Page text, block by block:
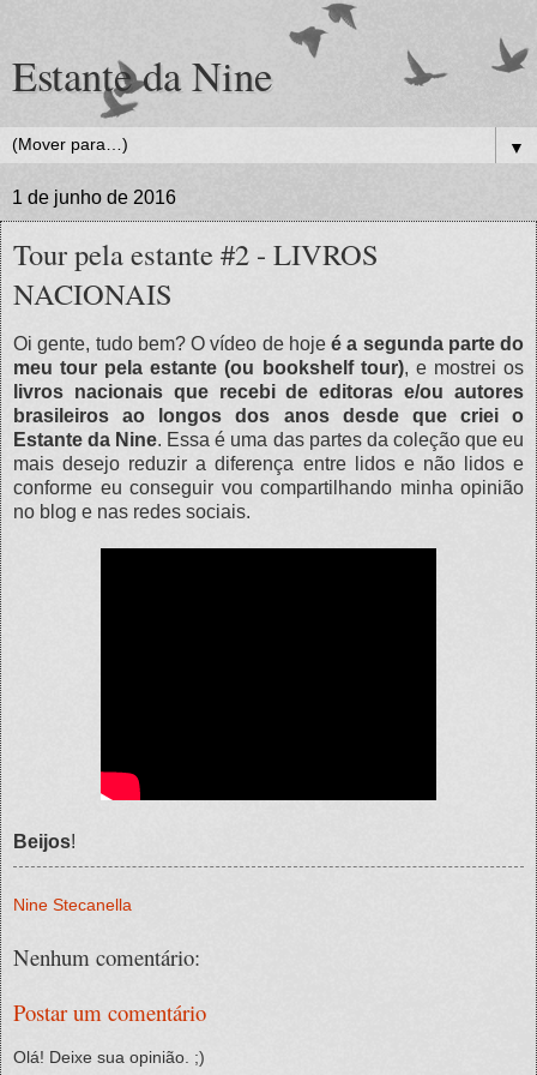
Estante da Nine
▼
1 de junho de 2016
Tour pela estante #2 - LIVROS
NACIONAIS
Oi gente, tudo bem? O vídeo de hoje é a segunda parte do
meu tour pela estante (ou bookshelf tour), e mostrei os
livros nacionais que recebi de editoras e/ou autores
brasileiros ao longos dos anos desde que criei o
Estante da Nine. Essa é uma das partes da coleção que eu
mais desejo reduzir a diferença entre lidos e não lidos e
conforme eu conseguir vou compartilhando minha opinião
no blog e nas redes sociais.
Beijos!
Nine Stecanella
Nenhum comentário:
Postar um comentário
Olá! Deixe sua opinião. ;)